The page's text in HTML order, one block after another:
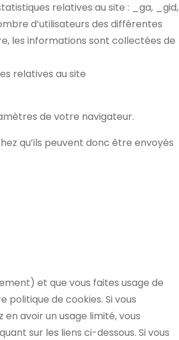
relatives au site : _ga, _gid,
d’utilisateurs des différentes
les informations sont collectées de
relatives au site
de votre navigateur.
qu’ils peuvent donc être envoyés
et que vous faites usage de
politique de cookies. Si vous
avoir un usage limité, vous
sur les liens ci-dessous. Si vous